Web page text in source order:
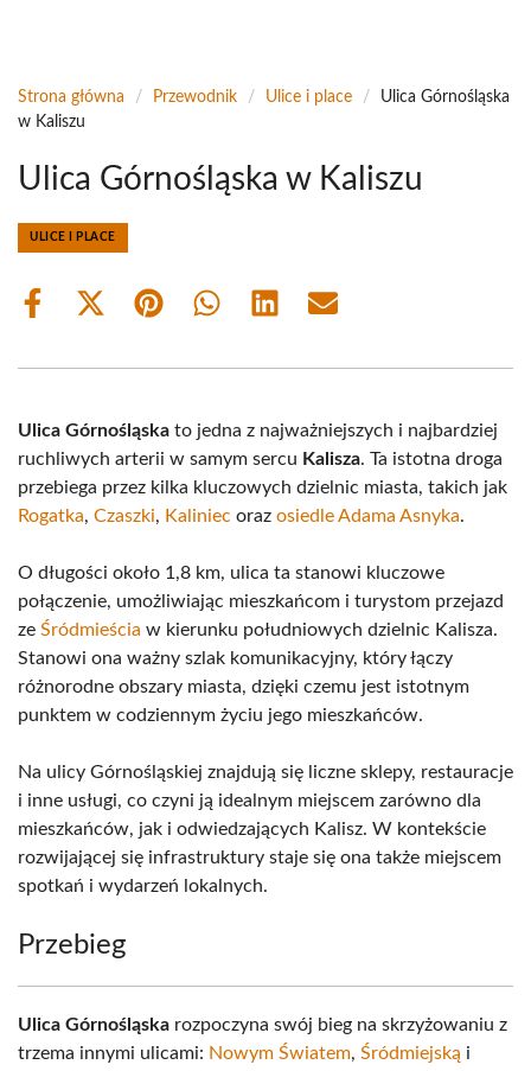
Strona główna / Przewodnik / Ulice i place /
Ulica Górnośląska
w Kaliszu
Ulica Górnośląska w Kaliszu
ULICE I PLACE
Share
Share
(Twitter)
Share Share Share Share
Ulica Górnośląska to jedna z najważniejszych i najbardziej
ruchliwych arterii w samym sercu Kalisza. Ta istotna droga
przebiega przez kilka kluczowych dzielnic miasta, takich jak
Rogatka, Czaszki, Kaliniec oraz osiedle Adama Asnyka.
O długości około 1,8 km, ulica ta stanowi kluczowe
połączenie, umożliwiając mieszkańcom i turystom przejazd
ze Śródmieścia w kierunku południowych dzielnic Kalisza.
Stanowi ona ważny szlak komunikacyjny, który łączy
różnorodne obszary miasta, dzięki czemu jest istotnym
punktem w codziennym życiu jego mieszkańców.
Na ulicy Górnośląskiej znajdują się liczne sklepy, restauracje
i inne usługi, co czyni ją idealnym miejscem zarówno dla
mieszkańców, jak i odwiedzających Kalisz. W kontekście
rozwijającej się infrastruktury staje się ona także miejscem
spotkań i wydarzeń lokalnych.
Przebieg
Ulica Górnośląska rozpoczyna swój bieg na skrzyżowaniu z
trzema innymi ulicami: Nowym Światem, Śródmiejską i